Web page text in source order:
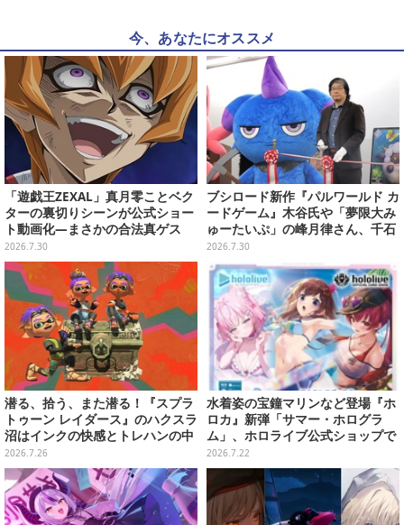
今、あなたにオススメ
「遊戯王ZEXAL」真月零ことベク
ターの裏切りシーンが公式ショー
ト動画化―まさかの合法真ゲス
2026.7.30
ブシロード新作『パルワールド カ
ードゲーム』木谷氏や「夢限大み
ゅーたいぷ」の峰月律さん、千石
ユノさんが登壇した「発売記念セ
レモニー」をレポート！ 最高レア
「SSS」には“金箔仕様”のツッパ
ニャンも…？
2026.7.30
潜る、拾う、また潜る！『スプラ
トゥーン レイダース』のハクスラ
沼はインクの快感とトレハンの中
毒性で底が見えなかった【プレイ
レポ】
2026.7.26
水着姿の宝鐘マリンなど登場『ホ
ロカ』新弾「サマー・ホログラ
ム」、ホロライブ公式ショップで
7月22日19時より予約受付！カー
ドスリーブ、ケースも販売
2026.7.22